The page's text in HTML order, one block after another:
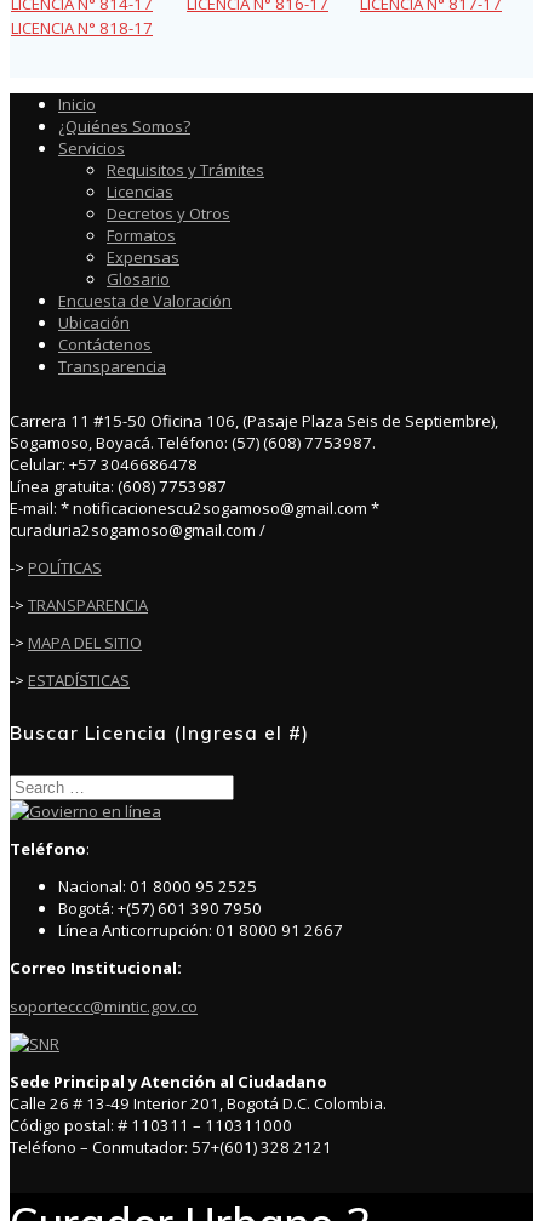
LICENCIA N° 818-17
Inicio
¿Quiénes Somos?
Servicios
Requisitos y Trámites
Licencias
Decretos y Otros
Formatos
Expensas
Glosario
Encuesta de Valoración
Ubicación
Contáctenos
Transparencia
Carrera 11 #15-50 Oficina 106, (Pasaje Plaza Seis de Septiembre),
Sogamoso, Boyacá. Teléfono: (57) (608) 7753987.
Celular: +57 3046686478
Línea gratuita: (608) 7753987
E-mail: * notificacionescu2sogamoso@gmail.com *
curaduria2sogamoso@gmail.com /
-> POLÍTICAS
-> TRANSPARENCIA
-> MAPA DEL SITIO
-> ESTADÍSTICAS
Buscar Licencia (Ingresa el #)
Search
for:
Teléfono:
Nacional: 01 8000 95 2525
Bogotá: +(57) 601 390 7950
Línea Anticorrupción: 01 8000 91 2667
Correo Institucional:
soporteccc@mintic.gov.co
Sede Principal y Atención al Ciudadano
Calle 26 # 13-49 Interior 201, Bogotá D.C. Colombia.
Código postal: # 110311 – 110311000
Teléfono – Conmutador: 57+(601) 328 2121